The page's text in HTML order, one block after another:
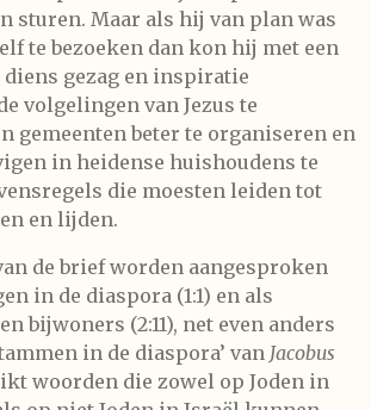
sturen. Maar als hij van plan was
te bezoeken dan kon hij met een
gezag en inspiratie
volgelingen van Jezus te
gemeenten beter te organiseren en
in heidense huishoudens te
die moesten leiden tot
en lijden.
de brief worden aangesproken
in de diaspora (1:1) en als
bijwoners (2:11), net even anders
in de diaspora’ van Jacobus
woorden die zowel op Joden in